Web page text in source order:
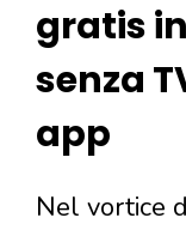
gratis
senza
app
Nel vortice